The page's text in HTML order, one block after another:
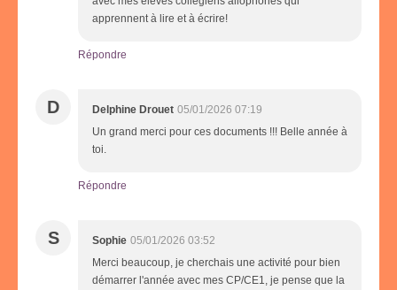
apprennent à lire et à écrire!
Répondre
D Delphine Drouet 05/01/2026 07:19
Un grand merci pour ces documents !!! Belle année à
toi.
Répondre
S Sophie 05/01/2026 03:52
Merci beaucoup, je cherchais une activité pour bien
démarrer l'année avec mes CP/CE1, je pense que la